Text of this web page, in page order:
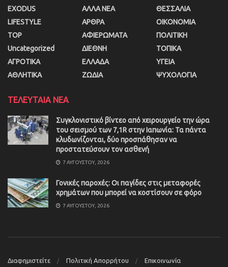
EXODUS
LIFESTYLE
TOP
Uncategorized
ΑΓΡΟΤΙΚΑ
ΑΘΛΗΤΙΚΑ
ΑΛΛΑ ΝΕΑ
ΑΡΘΡΑ
ΑΦΙΕΡΩΜΑΤΑ
ΔΙΕΘΝΗ
ΕΛΛΑΔΑ
ΖΩΔΙΑ
ΘΕΣΣΑΛΙΑ
ΟΙΚΟΝΟΜΙΑ
ΠΟΛΙΤΙΚΗ
ΤΟΠΙΚΑ
ΥΓΕΙΑ
ΨΥΧΟΛΟΓΙΑ
ΤΕΛΕΥΤΑΙΑ ΝΕΑ
Συγκλονιστικό βίντεο από χειρουργείο την ώρα
του σεισμού των 7,1R στην Ιαπωνία: Τα πάντα
κλυδωνίζονται, δύο προσπάθησαν να
προστατεύσουν τον ασθενή
7 ΑΥΓΟΎΣΤΟΥ, 2026
Γονικές παροχές: Οι παγίδες στις μεταφορές
χρημάτων που μπορεί να κοστίσουν σε φόρο
7 ΑΥΓΟΎΣΤΟΥ, 2026
Διαφημιστείτε Πολιτική Απορρήτου Επικοινωνία